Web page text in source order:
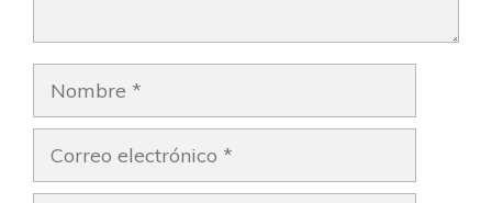
Nombre
Correo
electrónico